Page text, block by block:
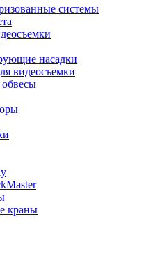
системы
насадки
видеосъемки
краны